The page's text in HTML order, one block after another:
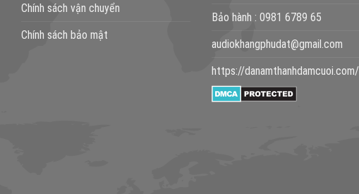
Chính sách vận chuyển
Chính sách bảo mật
Bảo hành : 0981 6789 65
audiokhangphudat@gmail.com
https://danamthanhdamcuoi.com/